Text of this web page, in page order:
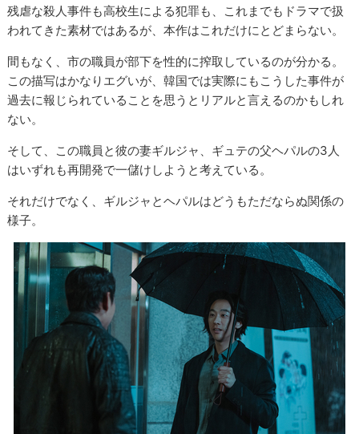
残虐な殺人事件も高校生による犯罪も、これまでもドラマで扱
われてきた素材ではあるが、本作はこれだけにとどまらない。
間もなく、市の職員が部下を性的に搾取しているのが分かる。
この描写はかなりエグいが、韓国では実際にもこうした事件が
過去に報じられていることを思うとリアルと言えるのかもしれ
ない。
そして、この職員と彼の妻ギルジャ、ギュテの父ヘパルの3人
はいずれも再開発で一儲けしようと考えている。
それだけでなく、ギルジャとヘパルはどうもただならぬ関係の
様子。